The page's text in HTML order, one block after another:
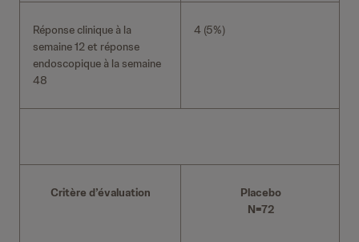
Réponse clinique à la
semaine 12 et réponse
endoscopique à la semaine
48
4 (5%)
Critère d’évaluation
Placebo
N=72